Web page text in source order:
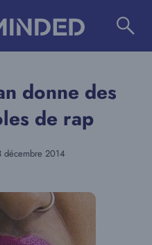
donne des
de rap
décembre 2014